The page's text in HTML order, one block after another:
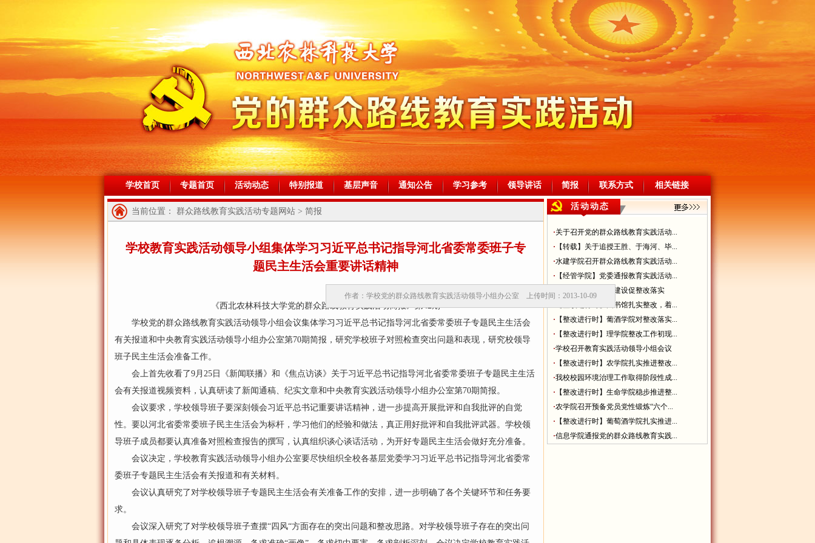
学校首页 专题首页 活动动态 特别报道 基层声音 通知公告 学习参考 领导讲话 简报 联系方式 相关链接
当前位置： 群众路线教育实践活动专题网站 > 简报
学校教育实践活动领导小组集体学习习近平总书记指导河北省委常委班子专
题民主生活会重要讲话精神
作者：学校党的群众路线教育实践活动领导小组办公室 上传时间：2013-10-09
《西北农林科技大学党的群众路线教育实践活动简报》第42期
学校党的群众路线教育实践活动领导小组会议集体学习习近平总书记指导河北省委常委班子专题民主生活会
有关报道和中央教育实践活动领导小组办公室第70期简报，研究学校班子对照检查突出问题和表现，研究校领导
班子民主生活会准备工作。
会上首先收看了9月25日《新闻联播》和《焦点访谈》关于习近平总书记指导河北省委常委班子专题民主生活
会有关报道视频资料，认真研读了新闻通稿、纪实文章和中央教育实践活动领导小组办公室第70期简报。
会议要求，学校领导班子要深刻领会习近平总书记重要讲话精神，进一步提高开展批评和自我批评的自觉
性。要以河北省委常委班子民主生活会为标杆，学习他们的经验和做法，真正用好批评和自我批评武器。学校领
导班子成员都要认真准备对照检查报告的撰写，认真组织谈心谈话活动，为开好专题民主生活会做好充分准备。
会议决定，学校教育实践活动领导小组办公室要尽快组织全校各基层党委学习习近平总书记指导河北省委常
委班子专题民主生活会有关报道和有关材料。
会议认真研究了对学校领导班子专题民主生活会有关准备工作的安排，进一步明确了各个关键环节和任务要
求。
会议深入研究了对学校领导班子查摆“四风“方面存在的突出问题和整改思路。对学校领导班子存在的突出问
活动动态
·关于召开党的群众路线教育实践活动...
· 【转载】关于追授王胜、于海河、毕...
·水建学院召开群众路线教育实践活动...
· 【经管学院】党委通报教育实践活动...
食品学院抓好制度建设促整改落实
【整改进行时】图书馆扎实整改，着...
· 【整改进行时】葡酒学院对整改落实...
· 【整改进行时】理学院整改工作初现...
·学校召开教育实践活动领导小组会议
· 【整改进行时】农学院扎实推进整改...
·我校校园环境治理工作取得阶段性成...
· 【整改进行时】生命学院稳步推进整...
·农学院召开预备党员党性锻炼“六个...
· 【整改进行时】葡萄酒学院扎实推进...
·信息学院通报党的群众路线教育实践...